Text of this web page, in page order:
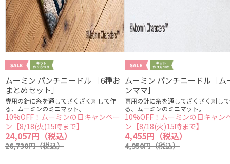
ムーミン パンチニードル ［6種お
まとめセット］
専用の針に糸を通してざくざく刺して作
る、ムーミンのミニマット。
10%OFF！ムーミンの日キャンペー
ン【8/18(火)15時まで】
24,057円（税込）
26,730円（税込）
ムーミン パンチニードル［ム
ンママ］
専用の針に糸を通してざくざく刺し
る、ムーミンのミニマット。
10%OFF！ムーミンの日キャン
ン【8/18(火)15時まで】
4,455円（税込）
4,950円（税込）